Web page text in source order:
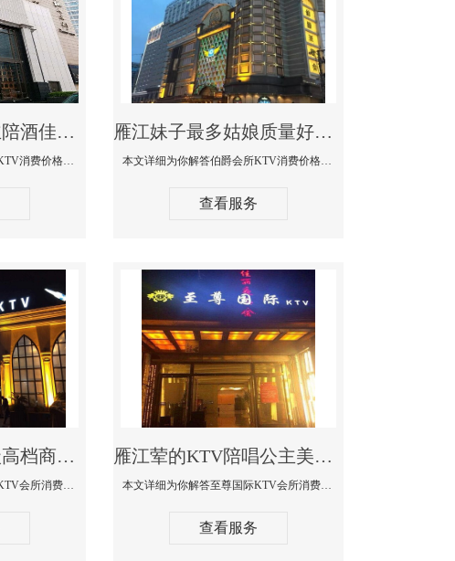
雁江商务KTV公主陪酒佳丽漂亮哪家多-私人订制KTV消费价格口碑点评
本文详细为你解答私人订制KTV消费价格口碑点评，更多关于商务KTV公主陪酒佳丽漂亮哪家多免费咨询1312 0333301微信同步！
雁江妹子最多姑娘质量好的真空夜总会KTV-伯爵会所KTV消费点评
本文详细为你解答伯爵会所KTV消费价格点评，更多关于妹子最多姑娘质量好的真空夜总会KTV免费咨询1312 0333301微信同步！
查看服务
雁江最好高端顶级高档商务KTV夜总会-天上人间KTV消费点评
本文详细为你解答天上人间KTV会所消费价格点评，更多关于最好高端顶级高档商务KTV夜总会免费咨询1312 0333301微信同步！
雁江荤的KTV陪唱公主美女哪家最多-至尊国际KTV会所消费价格
本文详细为你解答至尊国际KTV会所消费价格点评，更多关于荤的KTV陪唱公主美女哪家最多免费咨询1312 0333301微信同步！
查看服务